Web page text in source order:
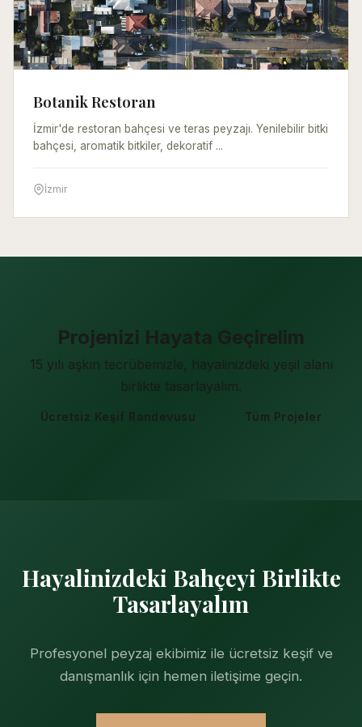
Botanik Restoran
İzmir'de restoran bahçesi ve teras peyzajı. Yenilebilir bitki
bahçesi, aromatik bitkiler, dekoratif ...
İzmir
Projenizi Hayata Geçirelim
15 yılı aşkın tecrübemizle, hayalinizdeki yeşil alanı
birlikte tasarlayalım.
Ücretsiz Keşif Randevusu Tüm Projeler
Hayalinizdeki Bahçeyi Birlikte
Tasarlayalım
Profesyonel peyzaj ekibimiz ile ücretsiz keşif ve
danışmanlık için hemen iletişime geçin.